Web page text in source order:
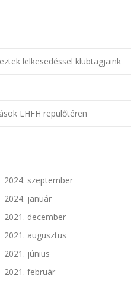
lelkesedéssel klubtagjaink
LHFH repülőtéren
2024. szeptember
2024. január
2021. december
2021. augusztus
2021. június
2021. február